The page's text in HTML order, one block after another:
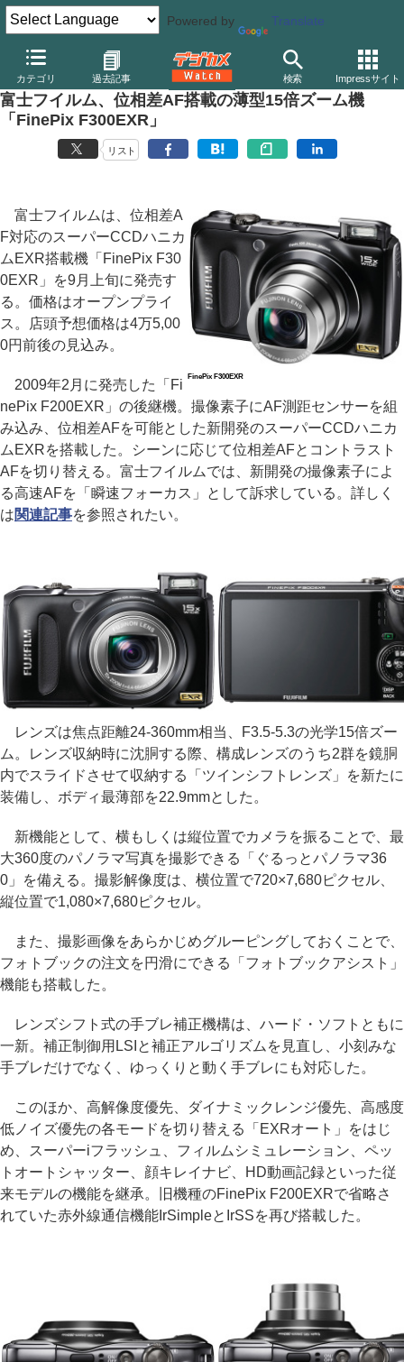
Powered by Translate
カテゴリ 過去記事 検索 Impressサイト
デジカメ Watch カメラ レンズ一体型（コンパクト）カメラ 富
富士フイルム、位相差AF搭載の薄型15倍ズーム機
「FinePix F300EXR」
リスト
FinePix F300EXR
富士フイルムは、位相差A
F対応のスーパーCCDハニカ
ムEXR搭載機「FinePix F30
0EXR」を9月上旬に発売す
る。価格はオープンプライ
ス。店頭予想価格は4万5,00
0円前後の見込み。
2009年2月に発売した「Fi
nePix F200EXR」の後継機。撮像素子にAF測距センサーを組
み込み、位相差AFを可能とした新開発のスーパーCCDハニカ
ムEXRを搭載した。シーンに応じて位相差AFとコントラスト
AFを切り替える。富士フイルムでは、新開発の撮像素子によ
る高速AFを「瞬速フォーカス」として訴求している。詳しく
は関連記事を参照されたい。
レンズは焦点距離24-360mm相当、F3.5-5.3の光学15倍ズー
ム。レンズ収納時に沈胴する際、構成レンズのうち2群を鏡胴
内でスライドさせて収納する「ツインシフトレンズ」を新たに
装備し、ボディ最薄部を22.9mmとした。
新機能として、横もしくは縦位置でカメラを振ることで、最
大360度のパノラマ写真を撮影できる「ぐるっとパノラマ36
0」を備える。撮影解像度は、横位置で720×7,680ピクセル、
縦位置で1,080×7,680ピクセル。
また、撮影画像をあらかじめグルーピングしておくことで、
フォトブックの注文を円滑にできる「フォトブックアシスト」
機能も搭載した。
レンズシフト式の手ブレ補正機構は、ハード・ソフトともに
一新。補正制御用LSIと補正アルゴリズムを見直し、小刻みな
手ブレだけでなく、ゆっくりと動く手ブレにも対応した。
このほか、高解像度優先、ダイナミックレンジ優先、高感度
低ノイズ優先の各モードを切り替える「EXRオート」をはじ
め、スーパーiフラッシュ、フィルムシミュレーション、ペッ
トオートシャッター、顔キレイナビ、HD動画記録といった従
来モデルの機能を継承。旧機種のFinePix F200EXRで省略さ
れていた赤外線通信機能IrSimpleとIrSSを再び搭載した。